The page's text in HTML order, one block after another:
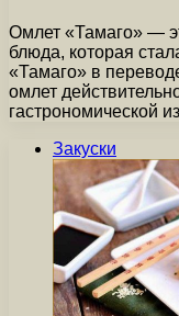
Омлет «Тамаго» —
блюда, которая
«Тамаго» в
омлет
гастрономической
Закуски